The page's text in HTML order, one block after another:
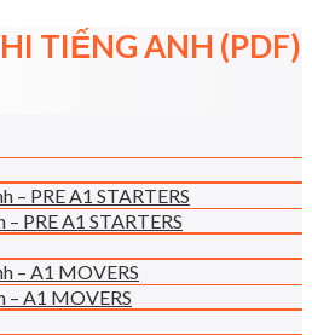
TIẾNG ANH (PDF)
– PRE A1 STARTERS
– PRE A1 STARTERS
– A1 MOVERS
– A1 MOVERS